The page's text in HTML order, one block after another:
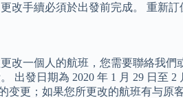
改手續必須於出發前完成。 重新
改一個人的航班，您需要聯絡我
出發日期為 2020 年 1 月 29 日至
更；如果您所更改的航班有与